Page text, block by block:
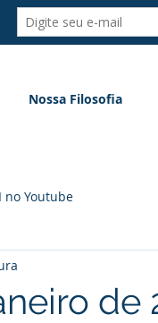
Nossa Filosofia
no Youtube
de